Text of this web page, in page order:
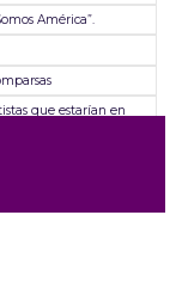
América”.
que estarían en